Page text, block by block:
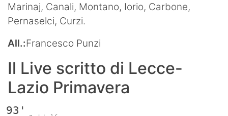
Marinaj, Canali, Montano, Iorio, Carbone,
Pernaselci, Curzi.
All.:Francesco Punzi
Il Live scritto di Lecce-
Lazio Primavera
93'